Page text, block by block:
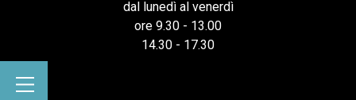
dal lunedì al venerdì
ore 9.30 - 13.00
14.30 - 17.30